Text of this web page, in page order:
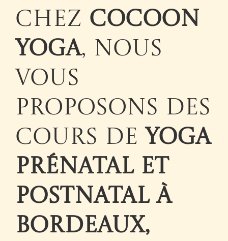
Chez Cocoon
Yoga, nous
vous
proposons des
cours de yoga
prénatal et
postnatal à
Bordeaux,